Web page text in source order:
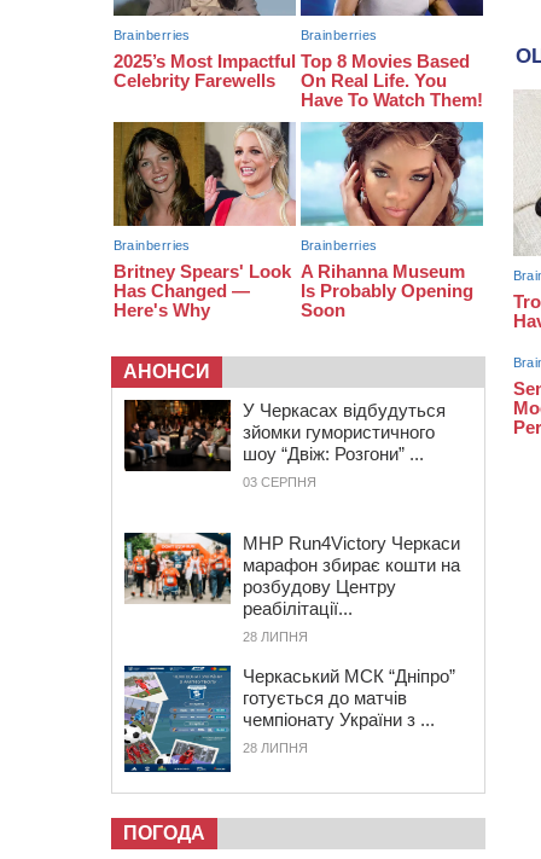
12:23 У Руськополянській громаді
оновили дорожню розмітку на
центральних вулицях (ФОТО)
На черкаській дамбі загинув
водій BMW, зіткнувшись на
зустрічній смузі із вантажівкою
АНОНСИ
У Черкасах відбудуться
зйомки гумористичного
шоу “Двіж: Розгони” ...
03 СЕРПНЯ
MHP Run4Victory Черкаси
марафон збирає кошти на
розбудову Центру
реабілітації...
28 ЛИПНЯ
Черкаський МСК “Дніпро”
готується до матчів
чемпіонату України з ...
28 ЛИПНЯ
ПОГОДА